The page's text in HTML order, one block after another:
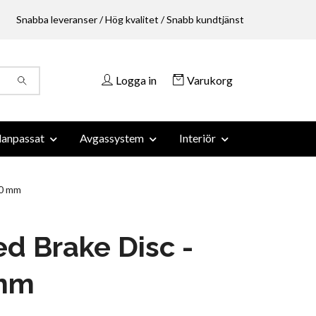
Snabba leveranser / Hög kvalitet / Snabb kundtjänst
Logga in Varukorg
Avgassystem Interiör
mm
Brake Disc -